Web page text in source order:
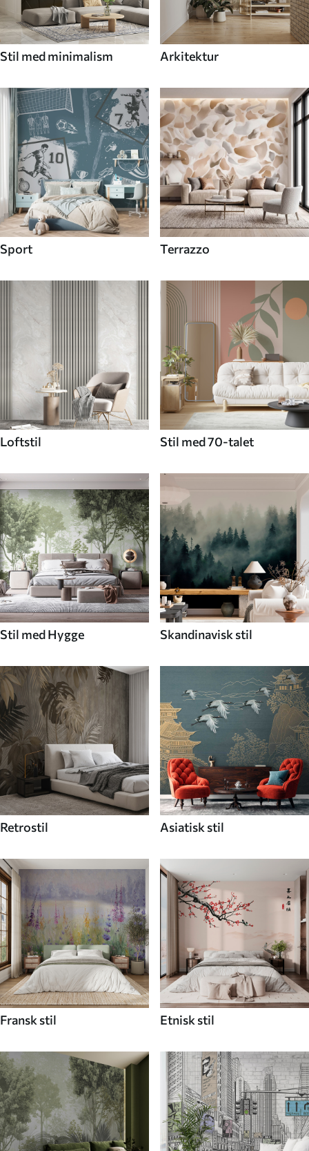
Stil med minimalism Arkitektur
Sport Terrazzo
Loftstil Stil med 70-talet
Stil med Hygge Skandinavisk stil
Retrostil Asiatisk stil
Fransk stil Etnisk stil